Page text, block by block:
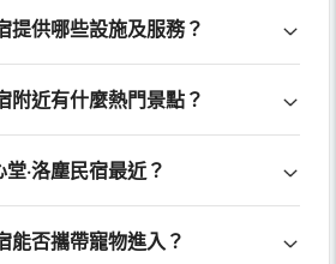
提供哪些設施及服務？
附近有什麼熱門景點？
·洛塵民宿最近？
能否攜帶寵物進入？